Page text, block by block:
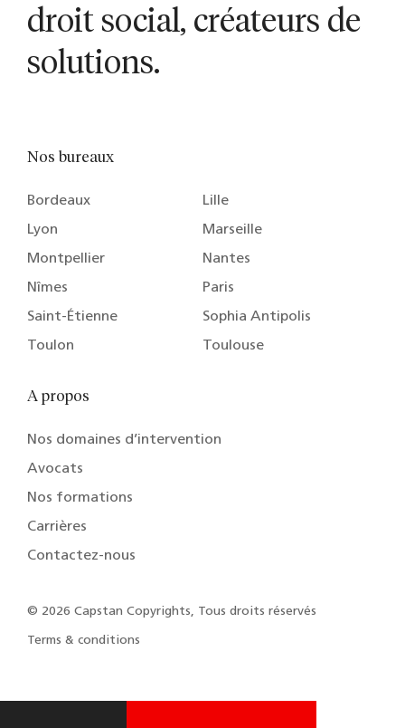
droit social, créateurs de
solutions.
Nos bureaux
Bordeaux
Lille
Lyon
Marseille
Montpellier
Nantes
Nîmes
Paris
Saint-Étienne
Sophia Antipolis
Toulon
Toulouse
A propos
Nos domaines d’intervention
Avocats
Nos formations
Carrières
Contactez-nous
© 2026 Capstan Copyrights, Tous droits réservés
Terms & conditions